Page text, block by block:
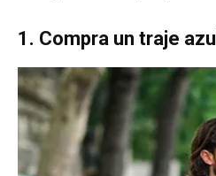
1. Compra un traje azul